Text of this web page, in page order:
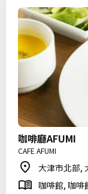
咖啡廳AFUMI
CAFE AFUMI
大津市北部,
咖啡館, 咖啡